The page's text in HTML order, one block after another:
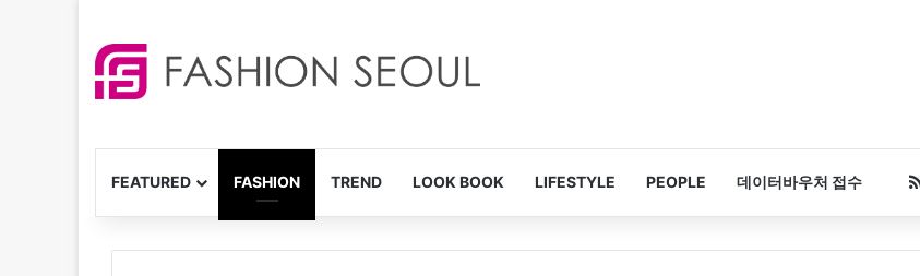
FEATURED FASHION TREND LOOK BOOK LIFESTYLE PEOPLE 데이터바우처 접수